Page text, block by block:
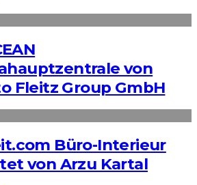
von
Fleitz Group GmbH
Büro-Interieur
von Arzu Kartal